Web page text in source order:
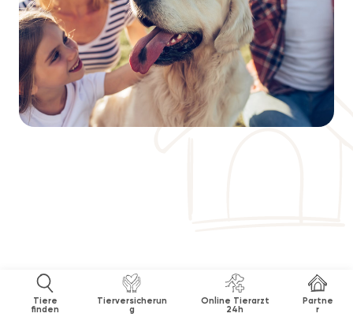
Tiere
finden
Tierversicherun
g
Online Tierarzt
24h
Partne
r
TOP Schutz ♡♡♡♡♡ ohne
SB